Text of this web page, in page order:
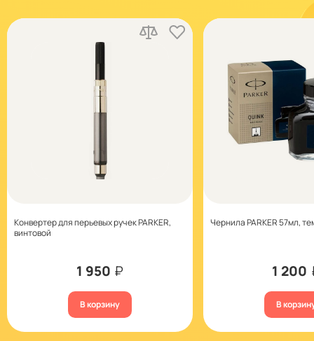
Конвертер для перьевых ручек PARKER,
винтовой
1 950 ₽
В корзину
Чернила PARKER 57мл,
1 200
В